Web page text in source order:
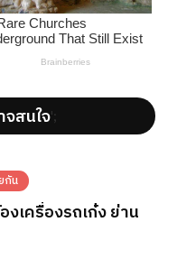
สนใจ';
กัน
เครื่องรถเก๋ง ย่าน